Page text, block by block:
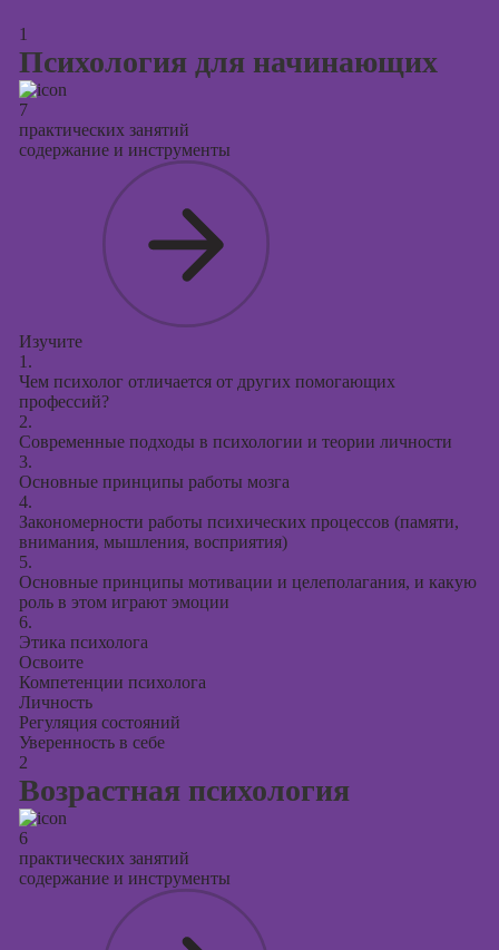
таргетированной
1
Психология для начинающих
7
практических занятий
содержание и инструменты
Изучите
1.
Чем психолог отличается от других помогающих
профессий?
2.
Современные подходы в психологии и теории личности
3.
Основные принципы работы мозга
4.
Закономерности работы психических процессов (памяти,
внимания, мышления, восприятия)
5.
Основные принципы мотивации и целеполагания, и какую
роль в этом играют эмоции
6.
Этика психолога
Освоите
Компетенции психолога
Личность
Регуляция состояний
Уверенность в себе
2
Возрастная психология
6
практических занятий
содержание и инструменты